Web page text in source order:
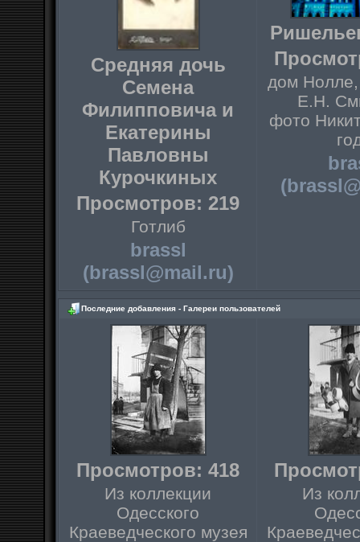
Средняя дочь
Семена
Филипповича и
Екатерины
Павловны
Курочкиных
Просмотров: 219
Готлиб
brassl
(brassl@mail.ru)
дом
Е.Н.
фото
Последние добавления - Галереи пользователей
Просмотров: 418
Из коллекции
Одесского
Краеведческого музея
Из